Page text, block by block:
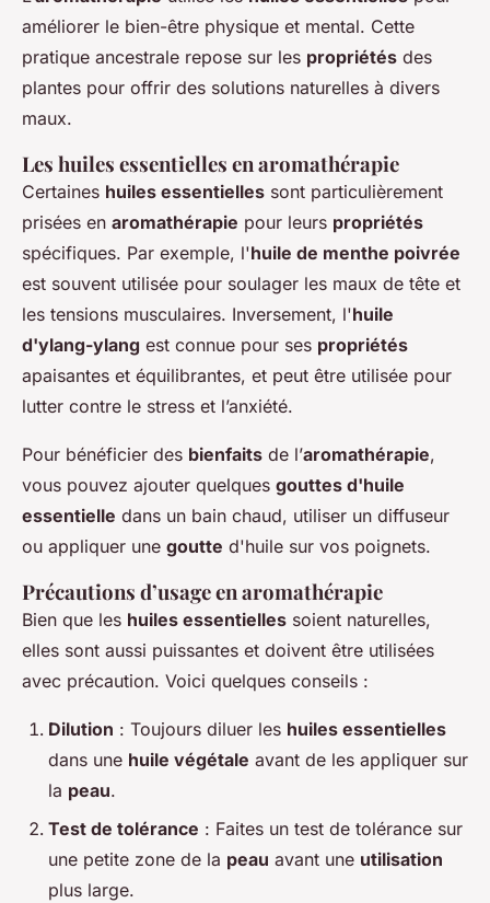
améliorer le bien-être physique et mental. Cette
pratique ancestrale repose sur les propriétés des
plantes pour offrir des solutions naturelles à divers
maux.
Les huiles essentielles en aromathérapie
Certaines huiles essentielles sont particulièrement
prisées en aromathérapie pour leurs propriétés
spécifiques. Par exemple, l'huile de menthe poivrée
est souvent utilisée pour soulager les maux de tête et
les tensions musculaires. Inversement, l'huile
d'ylang-ylang est connue pour ses propriétés
apaisantes et équilibrantes, et peut être utilisée pour
lutter contre le stress et l’anxiété.
Pour bénéficier des bienfaits de l’aromathérapie,
vous pouvez ajouter quelques gouttes d'huile
essentielle dans un bain chaud, utiliser un diffuseur
ou appliquer une goutte d'huile sur vos poignets.
Précautions d’usage en aromathérapie
Bien que les huiles essentielles soient naturelles,
elles sont aussi puissantes et doivent être utilisées
avec précaution. Voici quelques conseils :
Dilution : Toujours diluer les huiles essentielles
dans une huile végétale avant de les appliquer sur
la peau.
Test de tolérance : Faites un test de tolérance sur
une petite zone de la peau avant une utilisation
plus large.